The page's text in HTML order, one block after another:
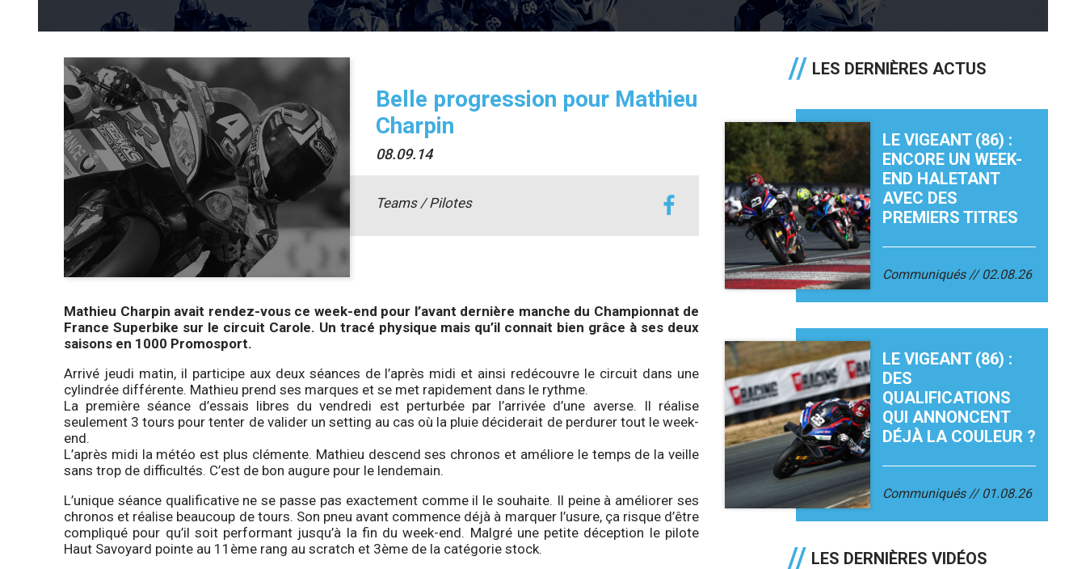
Belle progression pour Mathieu
Charpin
08.09.14
Teams / Pilotes
Mathieu Charpin avait rendez-vous ce week-end pour l’avant dernière manche du Championnat de
France Superbike sur le circuit Carole. Un tracé physique mais qu’il connait bien grâce à ses deux
saisons en 1000 Promosport.
Arrivé jeudi matin, il participe aux deux séances de l’après midi et ainsi redécouvre le circuit dans une
cylindrée différente. Mathieu prend ses marques et se met rapidement dans le rythme.
La première séance d’essais libres du vendredi est perturbée par l’arrivée d’une averse. Il réalise
seulement 3 tours pour tenter de valider un setting au cas où la pluie déciderait de perdurer tout le week-
end.
L’après midi la météo est plus clémente. Mathieu descend ses chronos et améliore le temps de la veille
sans trop de difficultés. C’est de bon augure pour le lendemain.
L’unique séance qualificative ne se passe pas exactement comme il le souhaite. Il peine à améliorer ses
chronos et réalise beaucoup de tours. Son pneu avant commence déjà à marquer l’usure, ça risque d’être
compliqué pour qu’il soit performant jusqu’à la fin du week-end. Malgré une petite déception le pilote
Haut Savoyard pointe au 11ème rang au scratch et 3ème de la catégorie stock.
LES DERNIÈRES ACTUS
LE VIGEANT (86) :
ENCORE UN WEEK-
END HALETANT
AVEC DES
PREMIERS TITRES
Communiqués 02.08.26
LE VIGEANT (86) :
DES
QUALIFICATIONS
QUI ANNONCENT
DÉJÀ LA COULEUR ?
Communiqués 01.08.26
LES DERNIÈRES VIDÉOS